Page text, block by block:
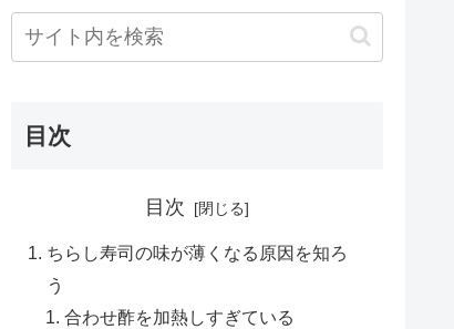
目次
目次
ちらし寿司の味が薄くなる原因を知ろ
う
合わせ酢を加熱しすぎている